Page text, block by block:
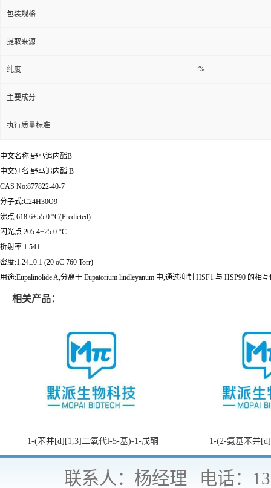
包装规格
提取来源
纯度 %
主要成分
执行质量标准
中文名称:野马追内酯B
中文别名:野马追内酯 B
CAS No:877822-40-7
分子式:C24H30O9
沸点:618.6±55.0 °C(Predicted)
闪光点:205.4±25.0 °C
折射率:1.541
密度:1.24±0.1 (20 oC 760 Torr)
用途:Eupalinolide A,分离于 Eupatorium lindleyanum 中,通过抑制 HSF1 与 HSP90 的相
相关产品：
1-(苯并[d][1,3]二氧代l-5-基)-1-戊酮 1-(2-氨基苯并
联系人：杨经理
电话：